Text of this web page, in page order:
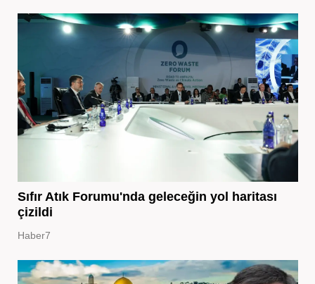
Sıfır Atık Forumu'nda geleceğin yol haritası
çizildi
Haber7